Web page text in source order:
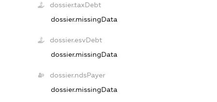
dossier.taxDebt
dossier.missingData
dossier.esvDebt
dossier.missingData
dossier.ndsPayer
dossier.missingData